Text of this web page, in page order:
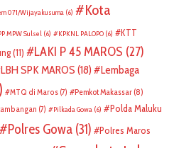
071/Wijayakusuma (6)
Kota
MPW Sulsel (6) KPKNL PALOPO (6)
KTT
(11) LAKI P 45 MAROS (27)
LBH SPK MAROS (18)
Lembaga
MTQ di Maros (7) Pemkot Makassar (8)
(7) Pilkada Gowa (6)
Polda Maluku
Polres Gowa (31)
Polres Maros